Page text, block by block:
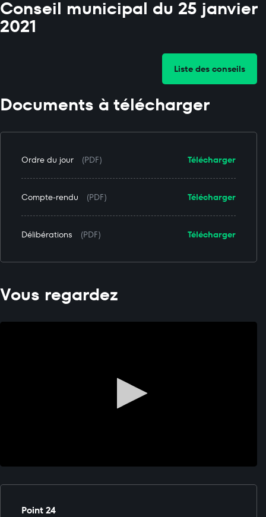
Conseil municipal du 25 janvier
2021
Liste des conseils
Documents à télécharger
Télécharger
Ordre du jour (PDF)
Télécharger
Compte-rendu (PDF)
Télécharger
Délibérations (PDF)
Vous regardez
Point 24